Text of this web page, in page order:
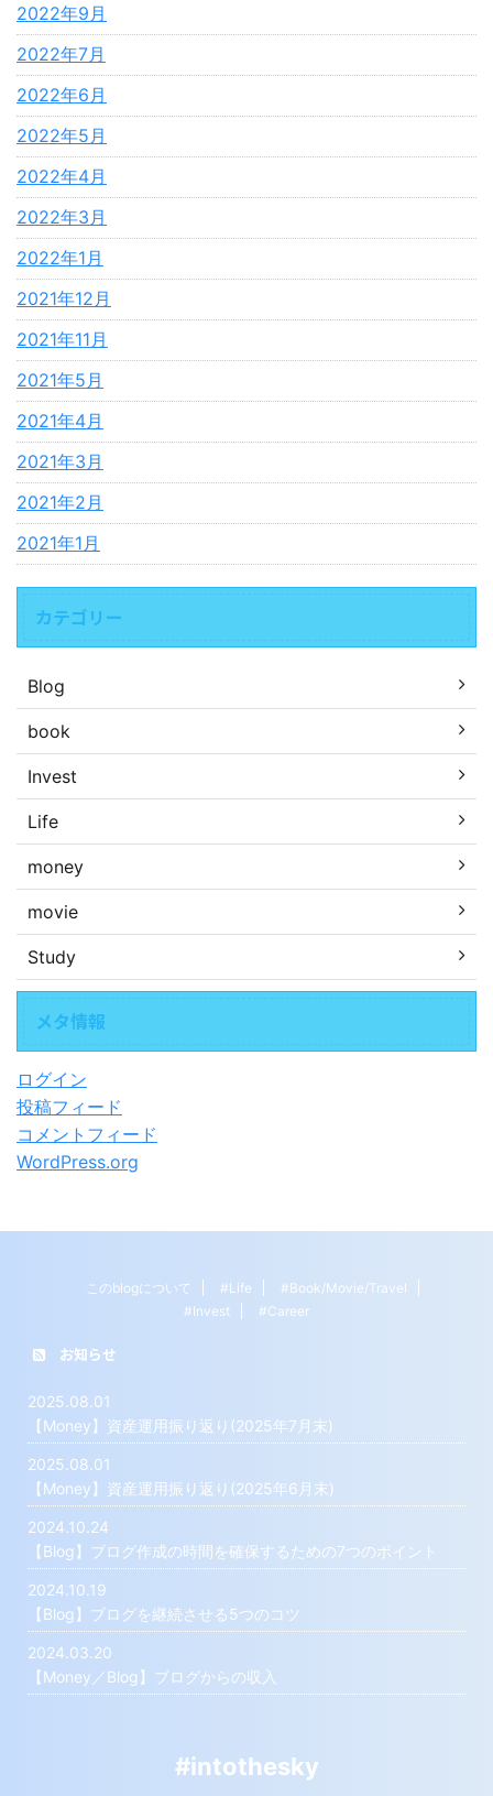
2022年9月
2022年7月
2022年6月
2022年5月
2022年4月
2022年3月
2022年1月
2021年12月
2021年11月
2021年5月
2021年4月
2021年3月
2021年2月
2021年1月
カテゴリー
Blog
book
Invest
Life
money
movie
Study
メタ情報
ログイン
投稿フィード
コメントフィード
WordPress.org
このblogについて #Life
#Book/Movie/Travel
#Invest
#Career
お知らせ
2025.08.01
【Money】資産運用振り返り(2025年7月末)
2025.08.01
【Money】資産運用振り返り(2025年6月末)
2024.10.24
【Blog】ブログ作成の時間を確保するための7つのポイント
2024.10.19
【Blog】ブログを継続させる5つのコツ
2024.03.20
【Money／Blog】ブログからの収入
#intothesky